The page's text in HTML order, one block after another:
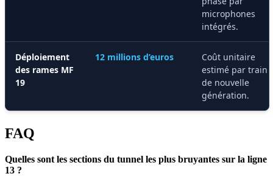
microphones
intégrés.
Déploiement
des rames MF
19
12 millions d’euros
Coût unitaire
estimé par train
de nouvelle
génération.
FAQ
Quelles sont les sections du tunnel les plus bruyantes sur la ligne
13 ?